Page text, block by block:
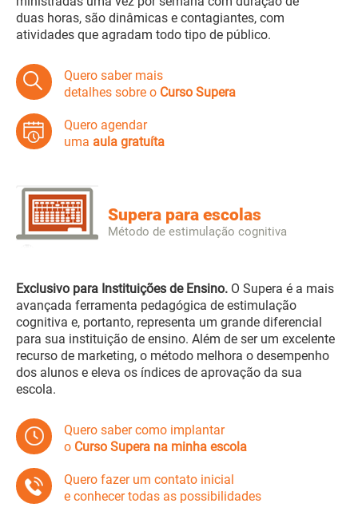
duas horas, são dinâmicas e contagiantes, com
atividades que agradam todo tipo de público.
Quero saber mais
detalhes sobre o Curso Supera
Quero agendar
uma aula gratuíta
Supera para escolas
Método de estimulação cognitiva
Exclusivo para Instituições de Ensino. O Supera é a mais
avançada ferramenta pedagógica de estimulação
cognitiva e, portanto, representa um grande diferencial
para sua instituição de ensino. Além de ser um excelente
recurso de marketing, o método melhora o desempenho
dos alunos e eleva os índices de aprovação da sua
escola.
Quero saber como implantar
o Curso Supera na minha escola
Quero fazer um contato inicial
e conhecer todas as possibilidades